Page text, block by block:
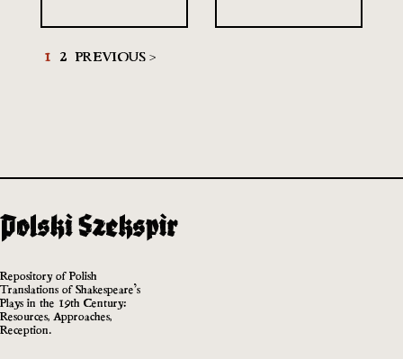
1 2 PREVIOUS >
Repository of Polish
Translations of Shakespeare’s
Plays in the 19th Century:
Resources, Approaches,
Reception.